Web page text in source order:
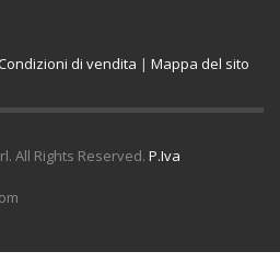
di vendita | Mappa del sito
All Rights Reserved. P.Iva